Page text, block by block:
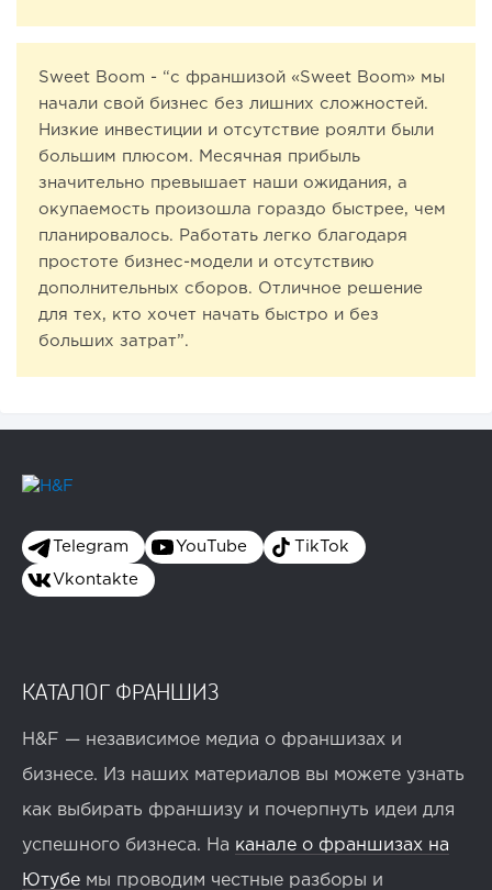
Sweet Boom - “с франшизой «Sweet Boom» мы
начали свой бизнес без лишних сложностей.
Низкие инвестиции и отсутствие роялти были
большим плюсом. Месячная прибыль
значительно превышает наши ожидания, а
окупаемость произошла гораздо быстрее, чем
планировалось. Работать легко благодаря
простоте бизнес-модели и отсутствию
дополнительных сборов. Отличное решение
для тех, кто хочет начать быстро и без
больших затрат”.
Telegram YouTube TikTok
Vkontakte
КАТАЛОГ ФРАНШИЗ
H&F — независимое медиа о франшизах и
бизнесе. Из наших материалов вы можете узнать
как выбирать франшизу и почерпнуть идеи для
успешного бизнеса. На канале о франшизах на
Ютубе мы проводим честные разборы и